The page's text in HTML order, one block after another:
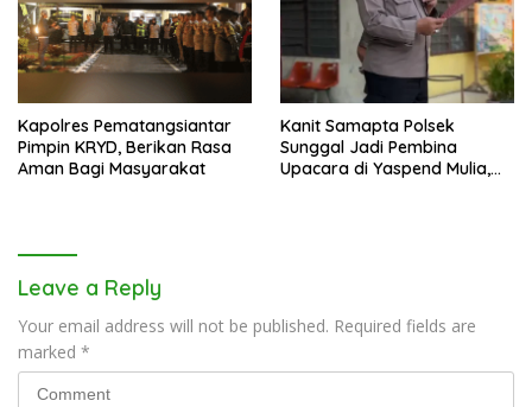
Kapolres Pematangsiantar
Pimpin KRYD, Berikan Rasa
Aman Bagi Masyarakat
Kanit Samapta Polsek
Sunggal Jadi Pembina
Upacara di Yaspend Mulia,
Leave a Reply
Your email address will not be published. Required fields are
marked *